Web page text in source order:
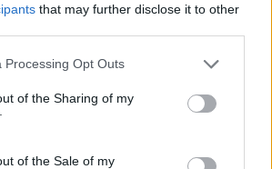
that may further disclose it to other
Processing Opt Outs
of the Sharing of my
of the Sale of my